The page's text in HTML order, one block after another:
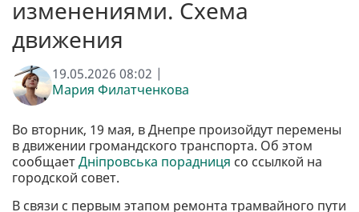
изменениями. Схема
движения
19.05.2026 08:02 |
Мария Филатченкова
Во вторник, 19 мая, в Днепре произойдут перемены
в движении громандского транспорта. Об этом
сообщаетДніпровська порадниця со ссылкой на
городской совет.
В связи с первым этапом ремонта трамвайного пути